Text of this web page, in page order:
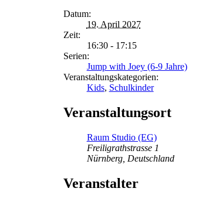
Datum:
19. April 2027
Zeit:
16:30 - 17:15
Serien:
Jump with Joey (6-9 Jahre)
Veranstaltungskategorien:
Kids, Schulkinder
Veranstaltungsort
Raum Studio (EG)
Freiligrathstrasse 1
Nürnberg, Deutschland
Veranstalter